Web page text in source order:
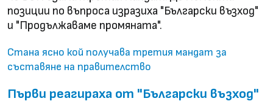
позиции по въпроса изразиха "Български възход"
и "Продължаваме промяната".
Стана ясно кой получава третия мандат за
съставяне на правителство
Първи реагираха от "Български възход"